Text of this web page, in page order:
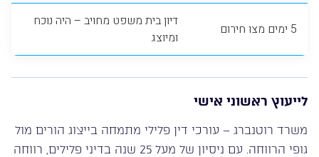
5 ימים מצו חירום
דיון בית משפט מחויב – היה נוכח
ומיוצג
לייעוץ ראשוני אישי
משרד רוטנברג – עורכי דין פלילי מתמחה בייצוג הורים מול
גופי הרווחה. עם ניסיון של מעל 25 שנה בדיני פלילים, רווחה